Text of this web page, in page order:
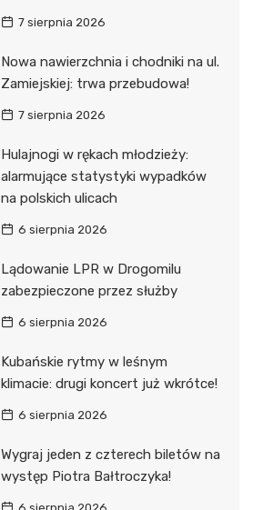
7 sierpnia 2026
Nowa nawierzchnia i chodniki na ul.
Zamiejskiej: trwa przebudowa!
7 sierpnia 2026
Hulajnogi w rękach młodzieży:
alarmujące statystyki wypadków
na polskich ulicach
6 sierpnia 2026
Lądowanie LPR w Drogomilu
zabezpieczone przez służby
6 sierpnia 2026
Kubańskie rytmy w leśnym
klimacie: drugi koncert już wkrótce!
6 sierpnia 2026
Wygraj jeden z czterech biletów na
występ Piotra Bałtroczyka!
6 sierpnia 2026